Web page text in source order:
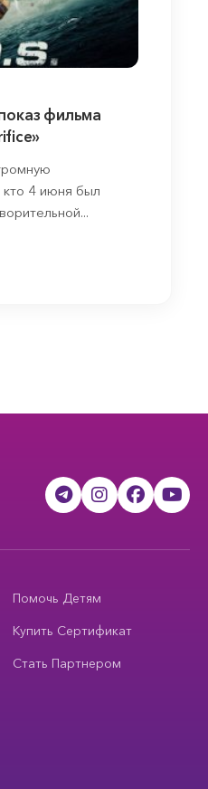
фильма
кто 4 июня был
Помочь Детям
Купить Сертификат
Стать Партнером